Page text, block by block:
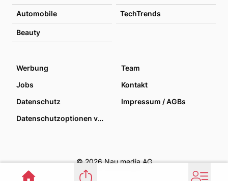
Automobile TechTrends
Beauty
Werbung
Team
Jobs
Kontakt
Datenschutz
Impressum / AGBs
Datenschutzoptionen verwalten
© 2026 Nau media AG